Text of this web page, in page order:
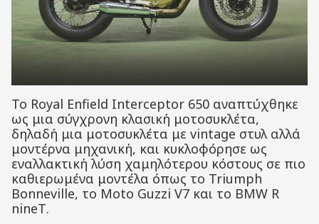
Το Royal Enfield Interceptor 650 αναπτύχθηκε
ως μια σύγχρονη κλασική μοτοσυκλέτα,
δηλαδή μια μοτοσυκλέτα με vintage στυλ αλλά
μοντέρνα μηχανική, και κυκλοφόρησε ως
εναλλακτική λύση χαμηλότερου κόστους σε πιο
καθιερωμένα μοντέλα όπως το Triumph
Bonneville, το Moto Guzzi V7 και το BMW R
nineΤ.